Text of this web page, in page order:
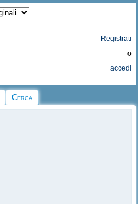
Registrati
o
accedi
Cerca